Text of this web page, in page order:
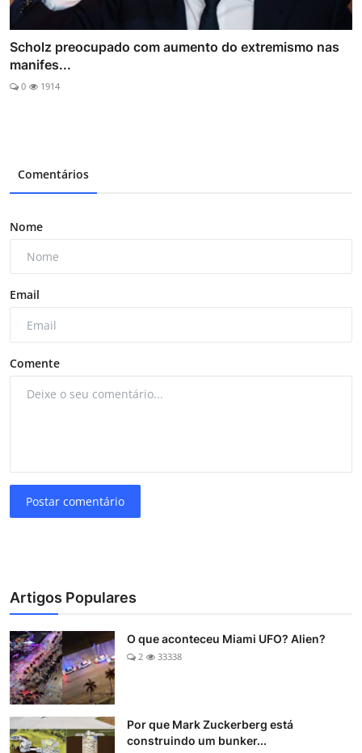
Scholz preocupado com aumento do extremismo nas
manifes...
0 1914
Comentários
Nome
Email
Comente
Postar comentário
Artigos Populares
O que aconteceu Miami UFO? Alien?
2 33338
Por que Mark Zuckerberg está
construindo um bunker...